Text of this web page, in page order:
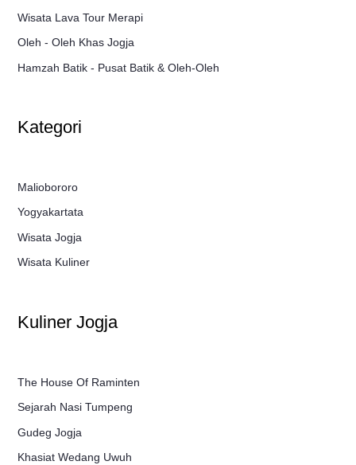
Wisata Lava Tour Merapi
Oleh - Oleh Khas Jogja
Hamzah Batik - Pusat Batik & Oleh-Oleh
Kategori
Maliobororo
Yogyakartata
Wisata Jogja
Wisata Kuliner
Kuliner Jogja
The House Of Raminten
Sejarah Nasi Tumpeng
Gudeg Jogja
Khasiat Wedang Uwuh